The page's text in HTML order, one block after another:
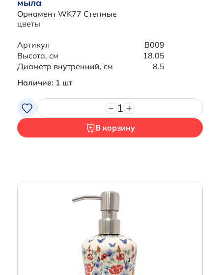
мыла
Орнамент WK77 Степные
цветы
Артикул
B009
Высота, см
18.05
Диаметр внутренний, см
8.5
Наличие: 1 шт
1
В корзину